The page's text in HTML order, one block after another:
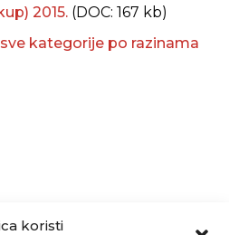
koristi
2015. (DOC: 167 kb)
kategorije po razinama